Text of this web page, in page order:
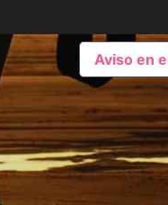
Aviso en